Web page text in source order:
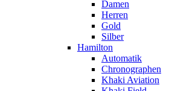
Damen
Herren
Gold
Silber
Hamilton
Automatik
Chronographen
Khaki Aviation